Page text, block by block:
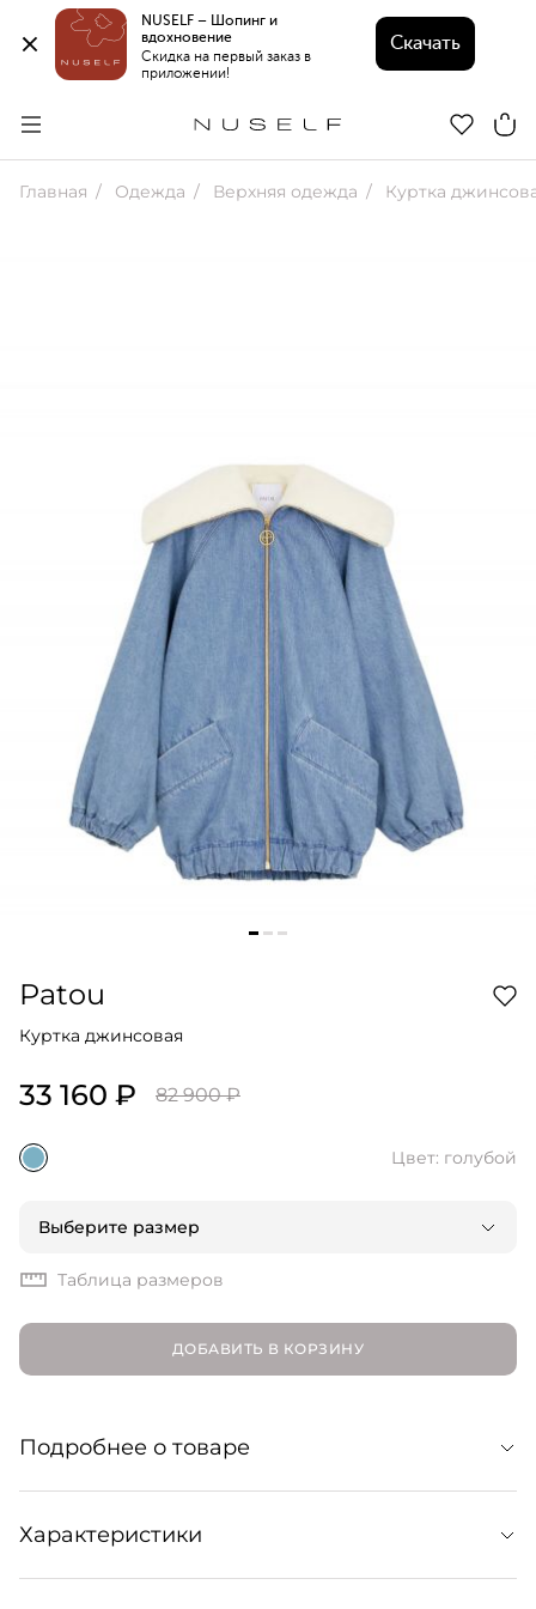
NUSELF – Шопинг и
вдохновение
Скидка на первый заказ в
приложении!
Скачать
Главная Одежда Верхняя одежда Куртка
Patou
Куртка джинсовая
33 160 ₽ 82 900 ₽
Цвет: голубой
Выберите размер
Таблица размеров
ДОБАВИТЬ В КОРЗИНУ
Подробнее о товаре
Джинсовая куртка в силуэте оверсайз с теплым
подкладом из искусственного меха для
дополнительного уюта. Широкий меховой воротник
Характеристики